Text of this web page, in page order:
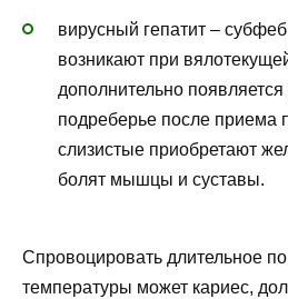
вирусный гепатит –
возникают при
дополнительно
подреберье после приема
слизистые приобретают
болят мышцы и суставы.
Спровоцировать длительное
температуры может кариес,